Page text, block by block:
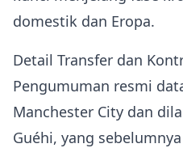
domestik dan Eropa.
Detail Transfer dan
Pengumuman resmi
Manchester City dan
Guéhi, yang